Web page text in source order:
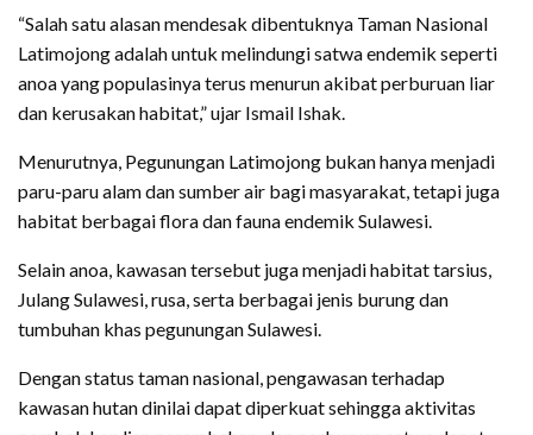
“Salah satu alasan mendesak dibentuknya Taman Nasional
Latimojong adalah untuk melindungi satwa endemik seperti
anoa yang populasinya terus menurun akibat perburuan liar
dan kerusakan habitat,” ujar Ismail Ishak.
Menurutnya, Pegunungan Latimojong bukan hanya menjadi
paru-paru alam dan sumber air bagi masyarakat, tetapi juga
habitat berbagai flora dan fauna endemik Sulawesi.
Selain anoa, kawasan tersebut juga menjadi habitat tarsius,
Julang Sulawesi, rusa, serta berbagai jenis burung dan
tumbuhan khas pegunungan Sulawesi.
Dengan status taman nasional, pengawasan terhadap
kawasan hutan dinilai dapat diperkuat sehingga aktivitas